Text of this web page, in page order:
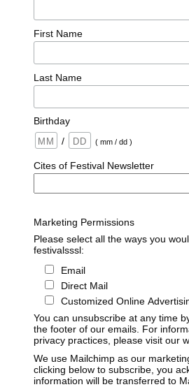
First Name
Last Name
Birthday
/
( mm / dd )
Cites of Festival Newsletter
Marketing Permissions
Please select all the ways you
festivalsssl:
Email
Direct Mail
Customized Online
You can unsubscribe at any time
the footer of our emails. For
privacy practices, please visit our
We use Mailchimp as our
clicking below to subscribe, you
information will be transferred to